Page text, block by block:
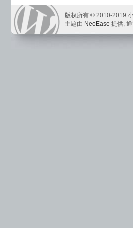
版权所有 © 2010-2019
主题由 NeoEase 提供,